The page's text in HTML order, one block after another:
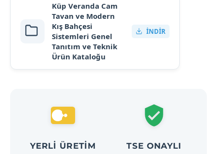
Küp Veranda Cam
Tavan ve Modern
Kış Bahçesi
Sistemleri Genel
Tanıtım ve Teknik
Ürün Kataloğu
İNDIR
YERLI ÜRETIM TSE ONAYLI